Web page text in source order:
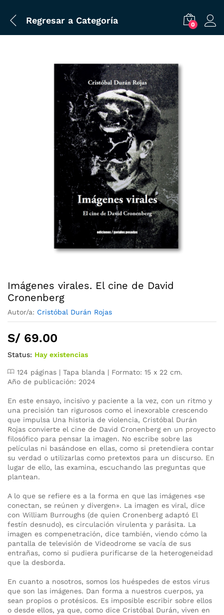
Regresar a Categoría 0
Imágenes virales. El cine de David
Cronenberg
Autor/a: Cristóbal Durán Rojas
S/ 69.00
Status: Hay existencias
124 páginas | Tapa blanda | Formato: 15 x 22 cm.
Año de publicación: 2024
En este ensayo, incisivo y paciente a la vez, con un ritmo y
una precisión tan rigurosos como el inexorable crescendo
que impulsa Una historia de violencia, Cristóbal Durán
Rojas convierte el cine de David Cronenberg en un proyecto
filosófico para pensar la imagen. No escribe sobre las
películas ni basándose en ellas, como si pretendiera contar
su verdad o utilizarlas como pretextos para un discurso. En
lugar de ello, las examina, escuchando las preguntas que
plantean.
A lo que se refiere es a la forma en que las imágenes «se
conectan, se reúnen y divergen». La imagen es viral, dice
con William Burroughs (de quien Cronenberg adaptó El
festín desnudo), es circulación virulenta y parásita. La
imagen es compenetración, dice también, viendo cómo la
pantalla de televisión de Videodrome se vacía de sus
entrañas, como si pudiera purificarse de la heterogeneidad
que la desborda.
En cuanto a nosotros, somos los huéspedes de estos virus
que son las imágenes. Dan forma a nuestros cuerpos, ya
sean propios o protésicos. Es imposible escribir sobre ellos
o desde ellos, ya que, como dice Cristóbal Durán, viven en